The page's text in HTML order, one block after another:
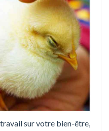
sur votre bien-être,